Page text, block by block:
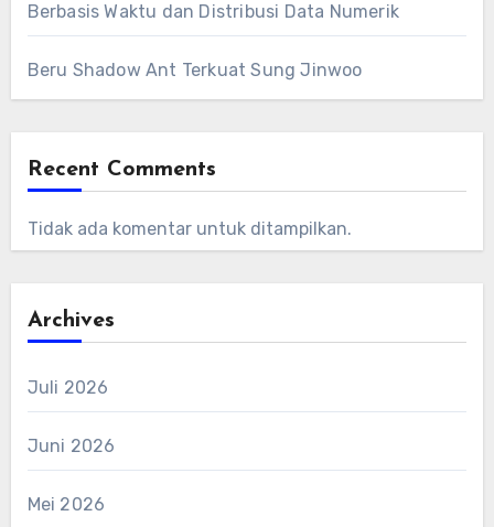
Berbasis Waktu dan Distribusi Data Numerik
Beru Shadow Ant Terkuat Sung Jinwoo
Recent Comments
Tidak ada komentar untuk ditampilkan.
Archives
Juli 2026
Juni 2026
Mei 2026